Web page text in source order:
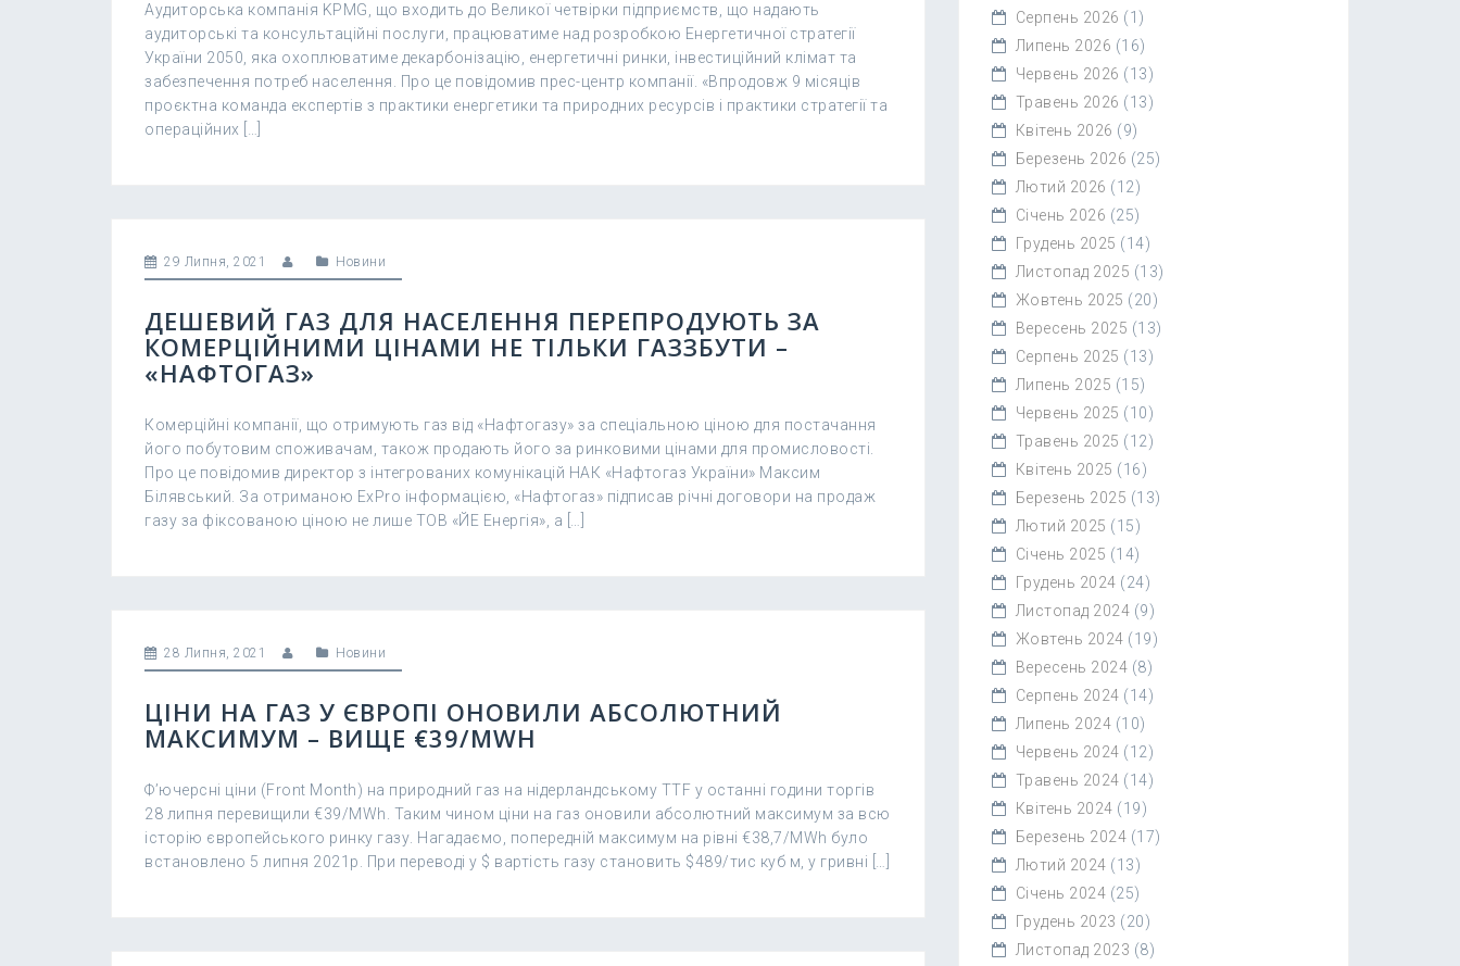
Аудиторська компанія KPMG, що входить до Великої четвірки підприємств, що надають
аудиторські та консультаційні послуги, працюватиме над розробкою Енергетичної стратегії
України 2050, яка охоплюватиме декарбонізацію, енергетичні ринки, інвестиційний клімат та
забезпечення потреб населення. Про це повідомив прес-центр компанії. «Впродовж 9 місяців
проєктна команда експертів з практики енергетики та природних ресурсів і практики стратегії та
операційних […]
29 Липня, 2021 Новини
ДЕШЕВИЙ ГАЗ ДЛЯ НАСЕЛЕННЯ ПЕРЕПРОДУЮТЬ ЗА
КОМЕРЦІЙНИМИ ЦІНАМИ НЕ ТІЛЬКИ ГАЗЗБУТИ –
«НАФТОГАЗ»
Комерційні компанії, що отримують газ від «Нафтогазу» за спеціальною ціною для постачання
його побутовим споживачам, також продають його за ринковими цінами для промисловості.
Про це повідомив директор з інтегрованих комунікацій НАК «Нафтогаз України» Максим
Білявський. За отриманою ExPro інформацією, «Нафтогаз» підписав річні договори на продаж
газу за фіксованою ціною не лише ТОВ «ЙЕ Енергія», а […]
28 Липня, 2021 Новини
ЦІНИ НА ГАЗ У ЄВРОПІ ОНОВИЛИ АБСОЛЮТНИЙ
МАКСИМУМ – ВИЩЕ €39/MWH
Ф’ючерсні ціни (Front Month) на природний газ на нідерландському TTF у останні години торгів
28 липня перевищили €39/MWh. Таким чином ціни на газ оновили абсолютний максимум за всю
історію європейського ринку газу. Нагадаємо, попередній максимум на рівні €38,7/MWh було
встановлено 5 липня 2021р. При переводі у $ вартість газу становить $489/тис куб м, у гривні […]
Серпень 2026 (1)
Липень 2026 (16)
Червень 2026 (13)
Травень 2026 (13)
Квітень 2026 (9)
Березень 2026 (25)
Лютий 2026 (12)
Січень 2026 (25)
Грудень 2025 (14)
Листопад 2025 (13)
Жовтень 2025 (20)
Вересень 2025 (13)
Серпень 2025 (13)
Липень 2025 (15)
Червень 2025 (10)
Травень 2025 (12)
Квітень 2025 (16)
Березень 2025 (13)
Лютий 2025 (15)
Січень 2025 (14)
Грудень 2024 (24)
Листопад 2024 (9)
Жовтень 2024 (19)
Вересень 2024 (8)
Серпень 2024 (14)
Липень 2024 (10)
Червень 2024 (12)
Травень 2024 (14)
Квітень 2024 (19)
Березень 2024 (17)
Лютий 2024 (13)
Січень 2024 (25)
Грудень 2023 (20)
Листопад 2023 (8)